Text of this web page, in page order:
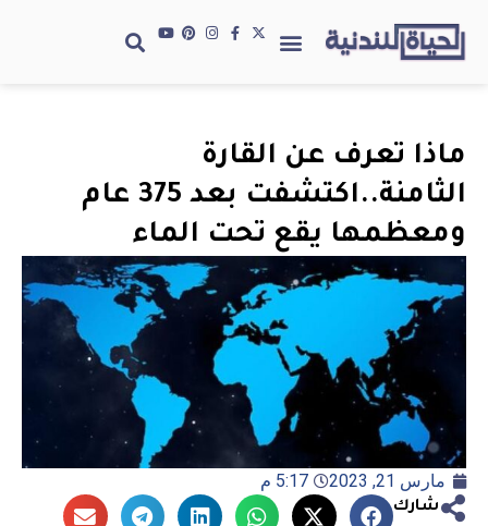
ماذا تعرف عن القارة
الثامنة..اكتشفت بعد 375 عام
ومعظمها يقع تحت الماء
مارس 21, 2023 5:17 م
شارك